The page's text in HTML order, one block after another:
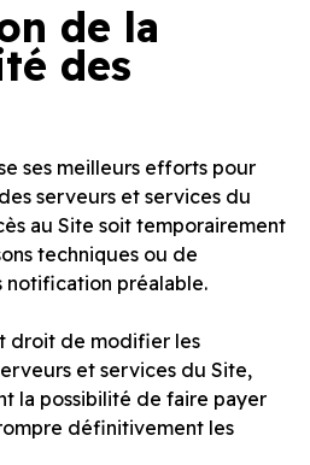
de la
des
ses meilleurs efforts pour
serveurs et services du
au Site soit temporairement
techniques ou de
notification préalable.
droit de modifier les
et services du Site,
la possibilité de faire payer
définitivement les